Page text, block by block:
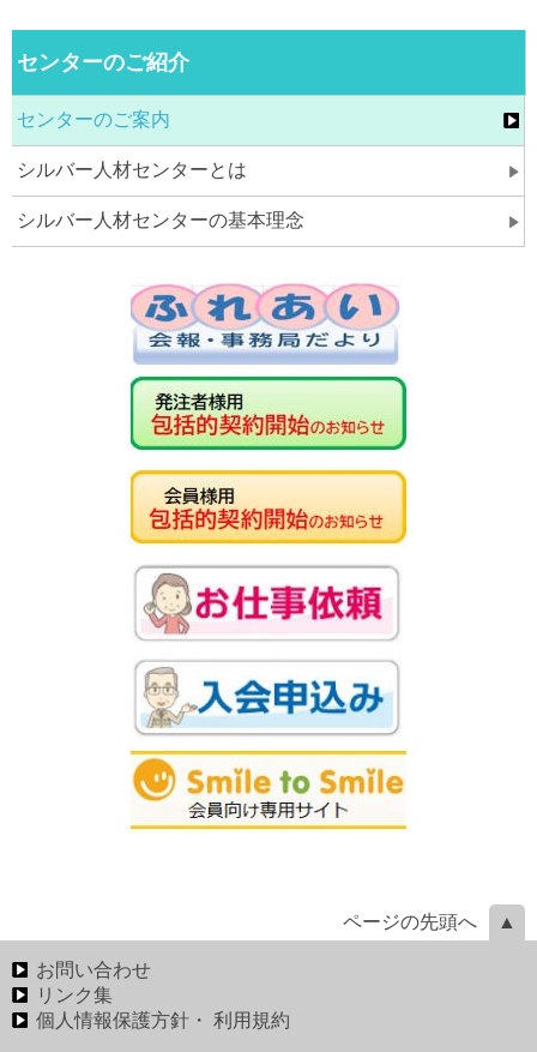
センターのご紹介
センターのご案内
シルバー人材センターとは
シルバー人材センターの基本理念
ページの先頭へ
お問い合わせ
リンク集
個人情報保護方針・ 利用規約